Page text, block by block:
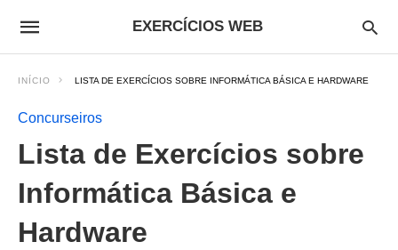
EXERCÍCIOS WEB
INÍCIO LISTA DE EXERCÍCIOS SOBRE INFORMÁTICA BÁSICA E HARDWARE
Concurseiros
Lista de Exercícios sobre
Informática Básica e
Hardware